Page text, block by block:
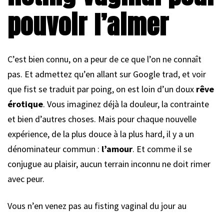
pouvoir l’aimer
C’est bien connu, on a peur de ce que l’on ne connaît
pas. Et admettez qu’en allant sur Google trad, et voir
que fist se traduit par poing, on est loin d’un doux rêve
érotique. Vous imaginez déjà la douleur, la contrainte
et bien d’autres choses. Mais pour chaque nouvelle
expérience, de la plus douce à la plus hard, il y a un
dénominateur commun : l’amour. Et comme il se
conjugue au plaisir, aucun terrain inconnu ne doit rimer
avec peur.
Vous n’en venez pas au fisting vaginal du jour au